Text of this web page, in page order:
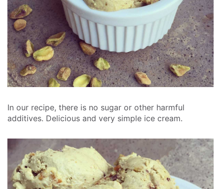
In our recipe, there is no sugar or other harmful
additives. Delicious and very simple ice cream.